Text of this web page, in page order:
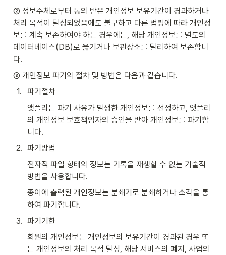
② 정보주체로부터 동의 받은 개인정보 보유기간이 경과하거나
처리 목적이 달성되었음에도 불구하고 다른 법령에 따라 개인정
보를 계속 보존하여야 하는 경우에는, 해당 개인정보를 별도의
데이터베이스(DB)로 옮기거나 보관장소를 달리하여 보존합니
다.
③ 개인정보 파기의 절차 및 방법은 다음과 같습니다.
1.
파기절차
앳플리는 파기 사유가 발생한 개인정보를 선정하고, 앳플리
의 개인정보 보호책임자의 승인을 받아 개인정보를 파기합
니다.
2. 파기방법
전자적 파일 형태의 정보는 기록을 재생할 수 없는 기술적
방법을 사용합니다.
종이에 출력된 개인정보는 분쇄기로 분쇄하거나 소각을 통
하여 파기합니다.
3. 파기기한
회원의 개인정보는 개인정보의 보유기간이 경과된 경우 또
는 개인정보의 처리 목적 달성, 해당 서비스의 폐지, 사업의